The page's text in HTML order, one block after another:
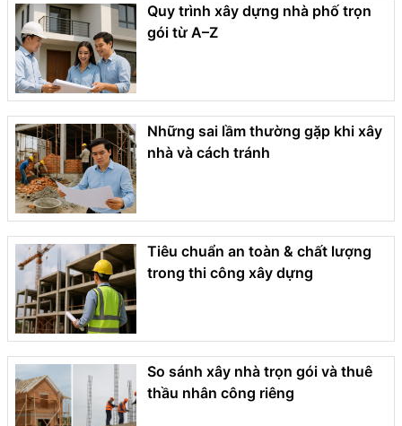
Quy trình xây dựng nhà phố trọn
gói từ A–Z
Những sai lầm thường gặp khi xây
nhà và cách tránh
Tiêu chuẩn an toàn & chất lượng
trong thi công xây dựng
So sánh xây nhà trọn gói và thuê
thầu nhân công riêng